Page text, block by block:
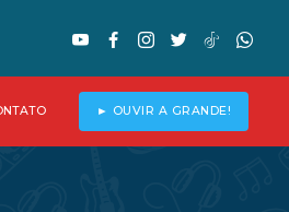
► OUVIR A GRANDE!